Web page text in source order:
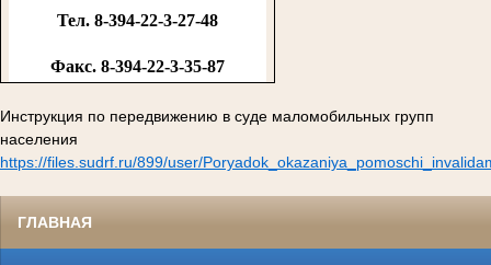
Тел. 8-394-22-3-27-48
Факс. 8-394-22-3-35-87
Инструкция по передвижению в суде маломобильных групп
населения
https://files.sudrf.ru/899/user/
ГЛАВНАЯ